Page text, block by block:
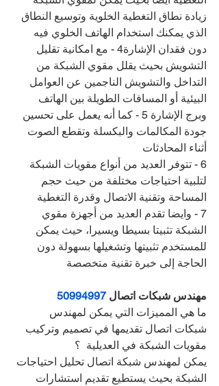
زيادة نطاق التغطية الخلوية وتوسيع النطاق
الذي يمكنك استخدام الهاتف الخلوي فيه
دون فقدان الإشارة4 - مع امكانية تقليل
التشويش بحيث يقلل مقوي الشبكة من
التداخل والتشويش الناجمين عن العوامل
البيئية أو المسافات الطويلة بين الهاتف
وبرج الإشارة 5 - كما أنه يعمل على تحسين
جودة المكالمات والبكسلة وتقطع الصوت
أثناء المحادثات
6 - تتوفر العديد من أنواع مقويات الشبكة
لتلبية احتياجات مختلفة من حيث حجم
المساحة وتقنية الاتصال وقدرة التغطية
7 - وايضا تقدم العديد من أجهزة مقوي
الشبكة تثبيتا بسيطا ويسيرا، حيث يمكن
للمستخدم تثبيتها وتشغيلها بسهولة دون
الحاجة إلى خبرة تقنية متخصصة
مهندس شبكات اتصال 50994997
ما هي المميزات التي يمكن لمهندس
شبكات اتصال تقديمها في تصميم وتركيب
مقويات الشبكة في العديلية  ؟
يمكن لمهندس شبكة اتصال تحليل احتياجات
الشبكة بحيث يستطيع تقديم استشارات